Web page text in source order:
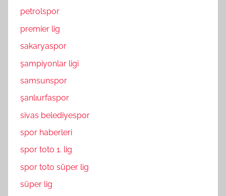
petrolspor
premier lig
sakaryaspor
şampiyonlar ligi
samsunspor
şanlıurfaspor
sivas belediyespor
spor haberleri
spor toto 1. lig
spor toto süper lig
süper lig